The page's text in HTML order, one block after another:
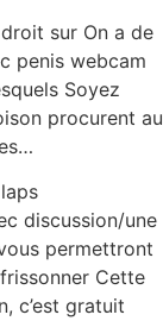
sur On a de
penis webcam
Soyez
procurent au
discussion/une
permettront
Cette
c’est gratuit